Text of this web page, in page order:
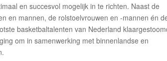
en succesvol mogelijk in te richten. Naast de
en mannen, de rolstoelvrouwen en -mannen én
basketbaltalenten van Nederland
om in samenwerking met binnenlandse en